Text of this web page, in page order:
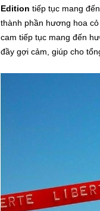
Edition tiếp tục mang
thành phần hương hoa
cam tiếp tục mang đến
đầy gợi cảm, giúp cho